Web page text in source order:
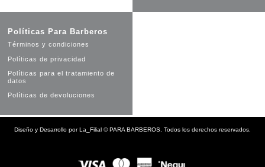
Políticas Para Barberos
Términos y condiciones
Políticas de privacidad
Políticas para el tratamiento de
datos
Políticas de devoluciones
Diseño y Desarrollo porLa_Filial ©PARA BARBEROS. Todos los derechos reservados.